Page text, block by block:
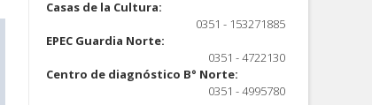
Casas de la Cultura:
0351 - 153271885
EPEC Guardia Norte:
0351 - 4722130
Centro de diagnóstico B° Norte:
0351 - 4995780